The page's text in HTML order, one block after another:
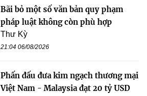
Bãi bỏ một số văn bản quy phạm
pháp luật không còn phù hợp
Thư Kỳ
21:04 06/08/2026
Phấn đấu đưa kim ngạch thương mại
Việt Nam - Malaysia đạt 20 tỷ USD